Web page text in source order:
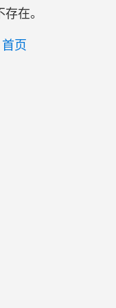
在。
首页